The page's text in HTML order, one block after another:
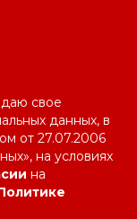
свое
данных, в
от 27.07.2006
на условиях
на